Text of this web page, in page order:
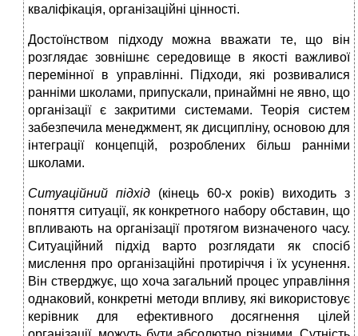
кваліфікація, організаційні цінності.
Достоїнством підходу можна вважати те, що він
розглядає зовнішнє середовище в якості важливої
перемінної в управлінні. Підходи, які розвивалися
ранніми школами, припускали, принаймні не явно, що
організації є закритими системами. Теорія систем
забезпечила менеджмент, як дисципліну, основою для
інтеграції концепцій, розроблених більш ранніми
школами.
Ситуаційний підхід (кінець 60-х років) виходить з
поняття ситуації, як конкретного набору обставин, що
впливають на організації протягом визначеного часу.
Ситуаційний підхід варто розглядати як спосіб
мислення про організаційні протиріччя і їх усунення.
Він стверджує, що хоча загальний процес управління
однаковий, конкретні методи впливу, які використовує
керівник для ефективного досягнення цілей